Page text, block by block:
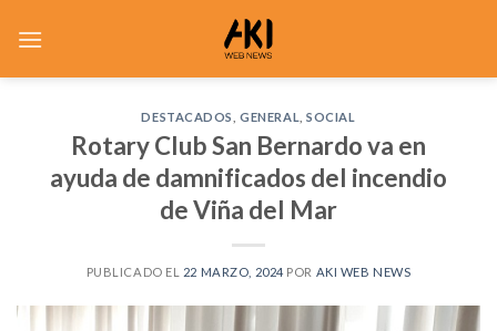
DESTACADOS ,GENERAL ,SOCIAL
Rotary Club San Bernardo va en
ayuda de damnificados del incendio
de Viña del Mar
PUBLICADO EL 22 MARZO, 2024 POR AKI WEB NEWS